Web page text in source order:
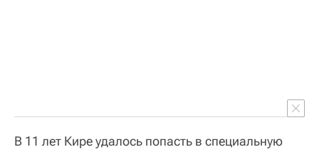
В 11 лет Кире удалось попасть в специальную